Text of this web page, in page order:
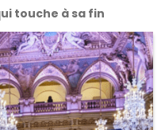
touche à sa fin